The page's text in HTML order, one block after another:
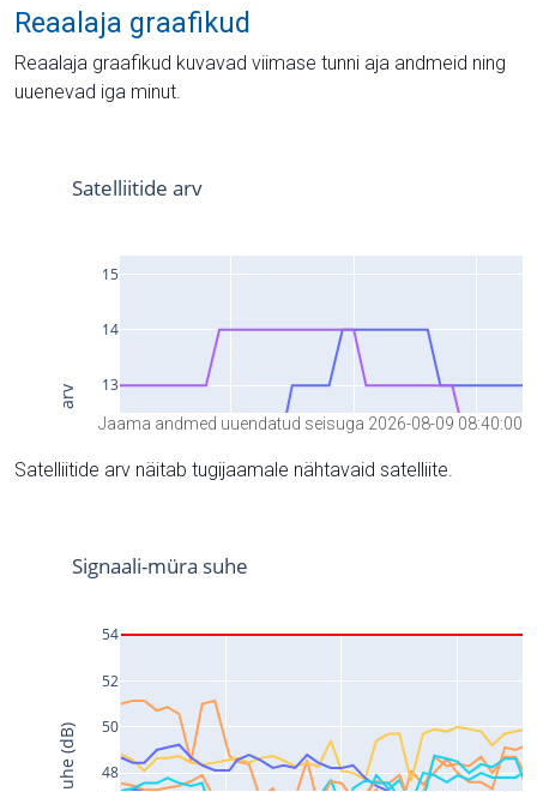
Reaalaja graafikud
Reaalaja graafikud kuvavad viimase tunni aja andmeid ning
uuenevad iga minut.
Jaama andmed uuendatud seisuga 2026-08-09 08:40:00
Satelliitide arv näitab tugijaamale nähtavaid satelliite.